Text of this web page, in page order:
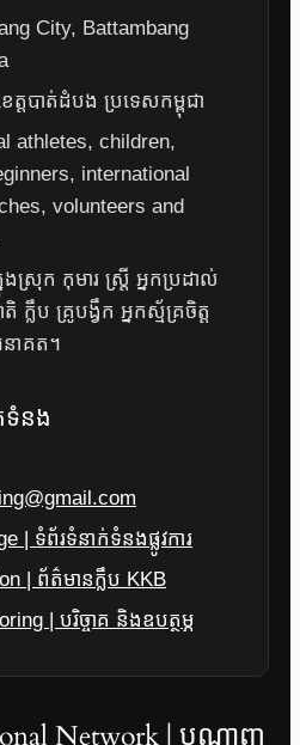
City, Battambang
ត្តបាត់ដំបង ប្រទេសកម្ពុជា
athletes, children,
international
volunteers and
ស្រុក កុមារ ស្ត្រី អ្នកប្រដាល់
តិ ក្លឹប គ្រូបង្វឹក អ្នកស្ម័គ្រចិត្ត
នាគត។
ទំនង
| ទំព័រទំនាក់ទំនងផ្លូវការ
| ព័ត៌មានក្លឹប KKB
| បរិច្ចាគ និងឧបត្ថម្ភ
Network | បណ្តាញ